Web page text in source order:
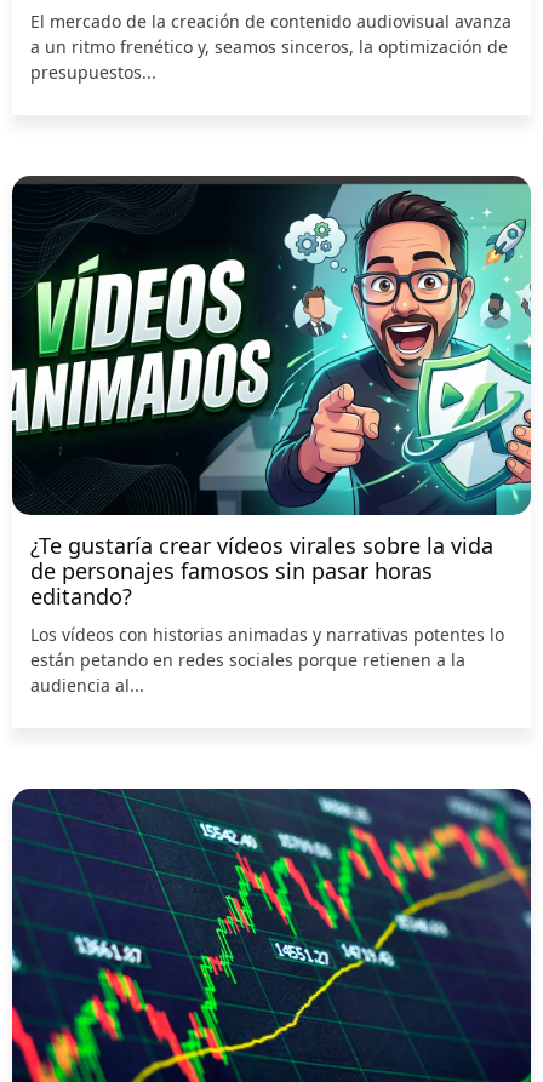
El mercado de la creación de contenido audiovisual avanza
a un ritmo frenético y, seamos sinceros, la optimización de
presupuestos...
¿Te gustaría crear vídeos virales sobre la vida
de personajes famosos sin pasar horas
editando?
Los vídeos con historias animadas y narrativas potentes lo
están petando en redes sociales porque retienen a la
audiencia al...